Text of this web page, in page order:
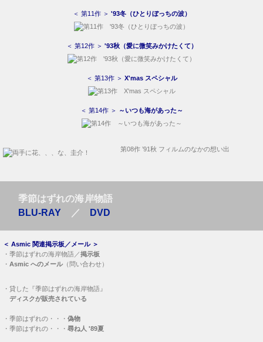
＜ 第11作 ＞ '93冬（ひとりぼっちの波）
＜ 第12作 ＞ '93秋（愛に微笑みかけたくて）
＜ 第13作 ＞ X'mas スペシャル
＜ 第14作 ＞ ～いつも海があった～
第08作 ’91秋 フィルムのなかの想い出
季節はずれの海岸物語
BLU-RAY ／ DVD
＜ Asmic 関連掲示板／メール＞
・ 季節はずれの海岸物語／掲示板
・ Asmic へのメール（問い合わせ）
・ 貸した『季節はずれの海岸物語』
ディスクが販売されている
・ 季節はずれの・・・ 偽物
・ 季節はずれの・・・ 尋ね人 '89夏